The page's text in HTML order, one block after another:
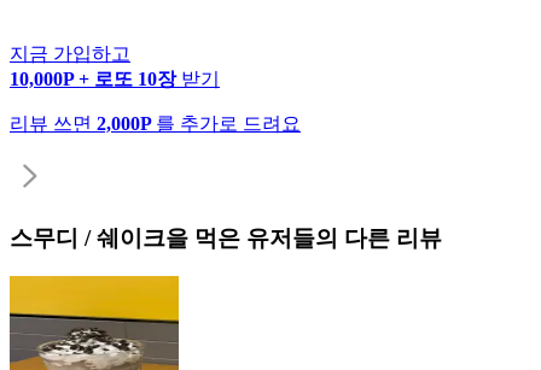
지금 가입하고
10,000P + 로또 10장 받기
리뷰 쓰면 2,000P 를 추가로 드려요
스무디 / 쉐이크을 먹은 유저들의 다른 리뷰